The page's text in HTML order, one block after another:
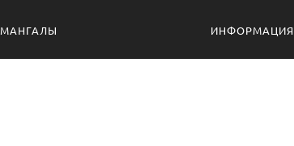
МАНГАЛЫ ИНФОРМАЦИЯ